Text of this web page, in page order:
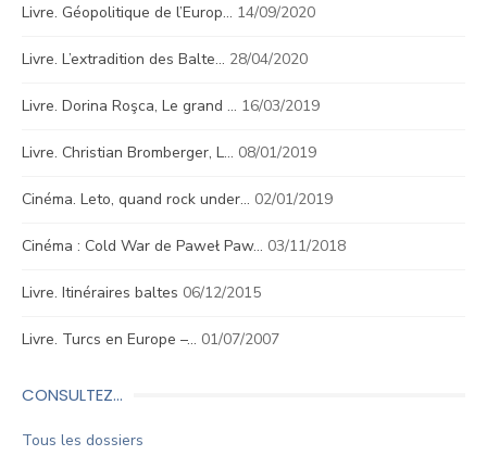
Livre. Géopolitique de l’Europ… 14/09/2020
Livre. L’extradition des Balte… 28/04/2020
Livre. Dorina Roşca, Le grand … 16/03/2019
Livre. Christian Bromberger, L… 08/01/2019
Cinéma. Leto, quand rock under… 02/01/2019
Cinéma : Cold War de Paweł Paw… 03/11/2018
Livre. Itinéraires baltes 06/12/2015
Livre. Turcs en Europe –… 01/07/2007
CONSULTEZ…
Tous les dossiers